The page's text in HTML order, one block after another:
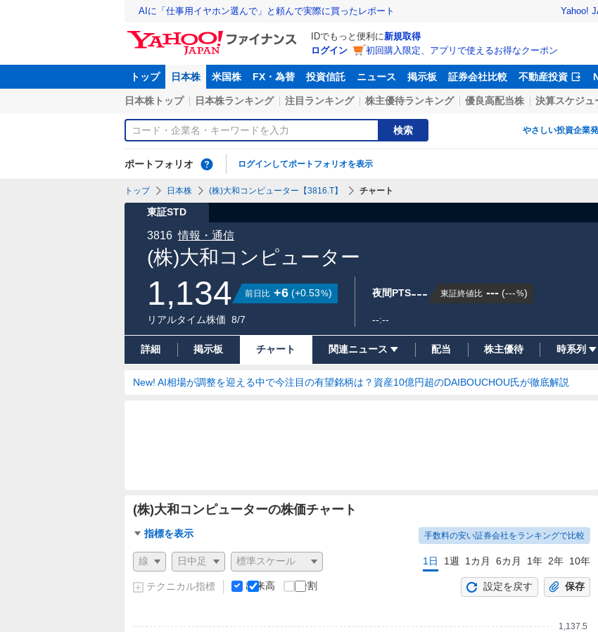
AIに「仕事用イヤホン選んで」と頼んで実際に買ったレポート Yahoo!
IDでもっと便利に新規取得
ログイン
初回購入限定、アプリで使えるお得なクーポン
トップ 日本株 米国株 FX・為替 投資信託 ニュース 掲示板 証券会社比較 不動産投資
日本株トップ 日本株ランキング 注目ランキング 株主優待ランキング 優良高配当株 決算スケジュ
検索 やさしい投資企業
ポートフォリオ ログインしてポートフォリオを表示
トップ 日本株 (株)大和コンピューター【3816.T】 チャート
東証STD
(株)大和コンピューター
3816 情報・通信
1,134 前日比 +6 (+0.53%)
リアルタイム株価 8/7
夜間PTS--- 東証終値比 --- (---%)
--:--
詳細 掲示板 チャート 関連ニュース 配当 株主優待 時系列
New! AI相場が調整を迎える中で今注目の有望銘柄は？資産10億円超のDAIBOUCHOU氏が徹底解説
(株)大和コンピューターの株価チャート
チ
ャ
ー
ト
指
手数料の安い証券会社をランキングで比較
指標を表示
チ
ャ
ー
設
1日 1週 1カ月 6カ月 1年 2年 10年
テクニカル指標 出来高 分割 設定を戻す 保存
1,137.5